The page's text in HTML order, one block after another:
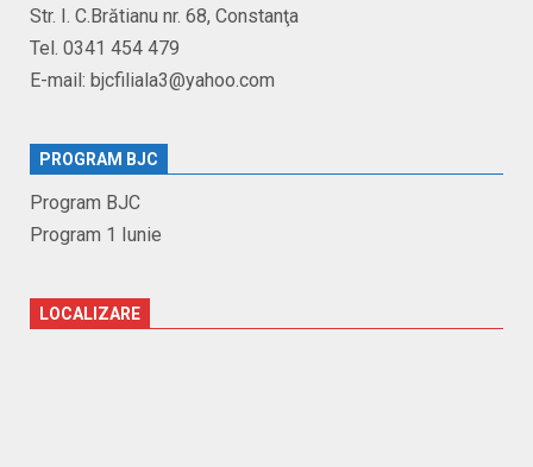
Str. I. C.Brătianu nr. 68, Constanţa
Tel. 0341 454 479
E-mail: bjcfiliala3@yahoo.com
PROGRAM BJC
Program BJC
Program 1 Iunie
LOCALIZARE